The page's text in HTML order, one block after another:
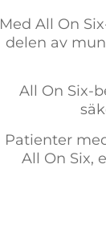
Med All On
delen av
All On Six-
Patienter
All On Six,